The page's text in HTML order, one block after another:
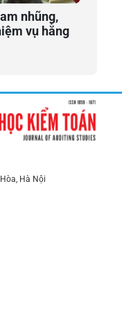
nhũng,
vụ hằng
Hà Nội